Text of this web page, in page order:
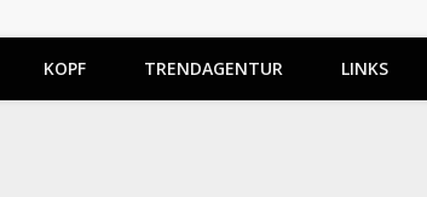
KOPF TRENDAGENTUR LINKS